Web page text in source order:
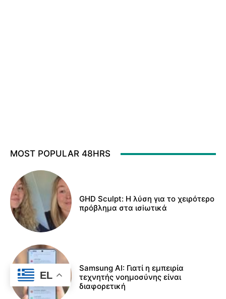
MOST POPULAR 48HRS
GHD Sculpt: Η λύση για το χειρότερο
πρόβλημα στα ισiωτικά
Samsung AI: Γιατί η εμπειρία
τεχνητής νοημοσύνης είναι
διαφορετική
EL